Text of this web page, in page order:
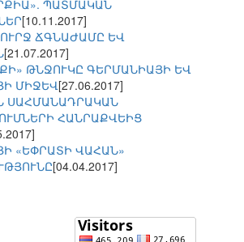
ՊԱՏՄԱԿԱՆ
[10.11.2017]
ՃԳՆԱԺԱՄԸ ԵՎ
[21.07.2017]
ԹՆՋՈՒԿԸ ԳԵՐՄԱՆԻԱՅԻ ԵՎ
ՄԻՋԵՎ[27.06.2017]
ՍԱՀՄԱՆԱԴՐԱԿԱՆ
ՀԱՆՐԱՔՎԵԻՑ
«ԵՓՐԱՏԻ ՎԱՀԱՆ»
[04.04.2017]